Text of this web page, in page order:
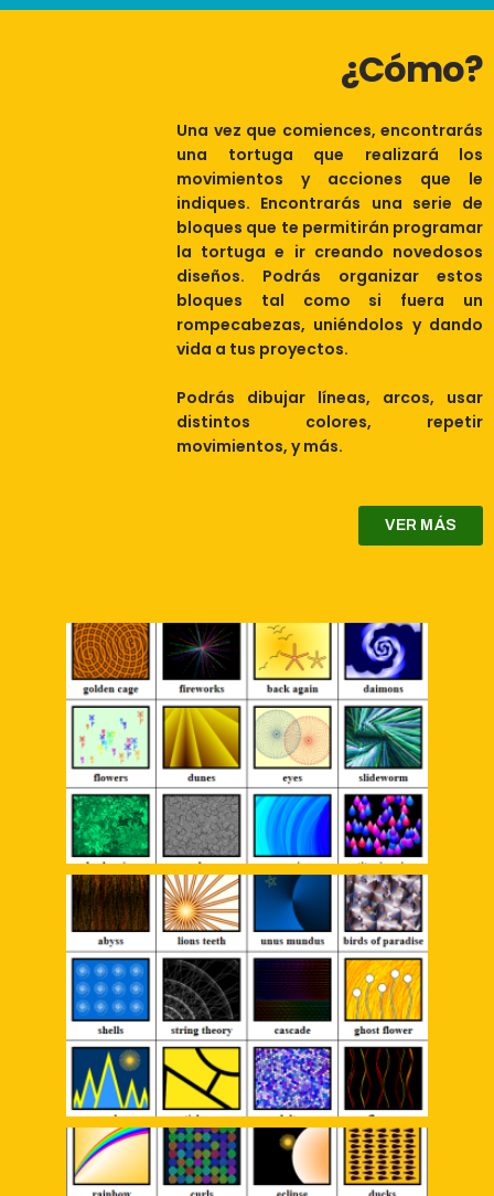
¿Cómo?
Una vez que comiences, encontrarás
una tortuga que realizará los
movimientos y acciones que le
indiques. Encontrarás una serie de
bloques que te permitirán programar
la tortuga e ir creando novedosos
diseños. Podrás organizar estos
bloques tal como si fuera un
rompecabezas, uniéndolos y dando
vida a tus proyectos.
Podrás dibujar líneas, arcos, usar
distintos colores, repetir
movimientos, y más.
VER MÁS